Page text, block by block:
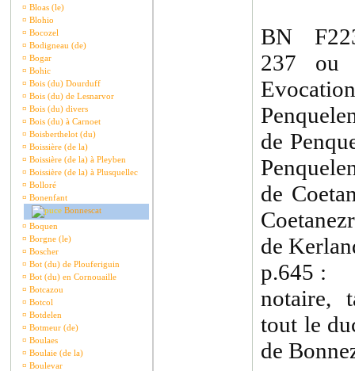
¤ Bloas (le)
¤ Blohio
¤ Bocozel
¤ Bodigneau (de)
¤ Bogar
¤ Bohic
¤ Bois (du) Dourduff
¤ Bois (du) de Lesnarvor
¤ Bois (du) divers
¤ Bois (du) à Carnoet
¤ Boisberthelot (du)
¤ Boissière (de la)
¤ Boissière (de la) à Pleyben
¤ Boissière (de la) à Plusquellec
¤ Bolloré
¤ Bonenfant
Bonnescat
¤ Boquen
¤ Borgne (le)
¤ Boscher
¤ Bot (du) de Plouferiguin
¤ Bot (du) en Cornouaille
¤ Botcazou
¤ Botcol
¤ Botdelen
¤ Botmeur (de)
¤ Boulaes
¤ Boulaie (de la)
¤ Boulevar
BN
237
de
de
de
p.645 :
notaire,
tout le
de